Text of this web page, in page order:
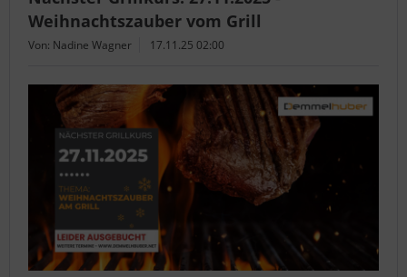
Weihnachtszauber vom Grill
Von: Nadine Wagner 17.11.25 02:00